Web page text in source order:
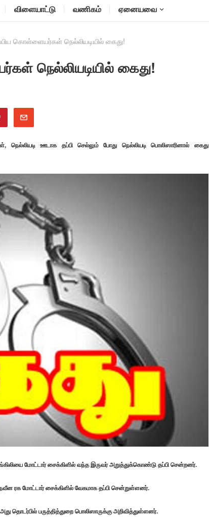
விளையாட்டு வணிகம் ஏனையவை
கொள்ளையர்கள் நெல்லியடியில் கைது!
நெல்லியடியில் கைது!
நெல்லியடி ஊடாக தப்பி செல்லும் போது நெல்லியடி பொலிஸாரினால் கைது
மோட்டார் சைக்கிளில் வந்த இருவர் அறுத்துக்கொண்டு தப்பி சென்றனர்.
ரக மோட்டார் சைக்கிளில் வேகமாக தப்பி சென்றுள்ளனர்.
தொடர்பில் பருத்தித்துறை பொலிஸாருக்கு அறிவித்துள்ளனர்.